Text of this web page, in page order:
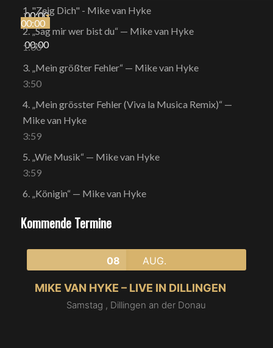
00:00
00:00
00:00
1."Zeig Dich" - Mike van Hyke
2.„Sag mir wer bist du“ — Mike van Hyke
1:00
3. „Mein größter Fehler“ — Mike van Hyke
3:50
4. „Mein grösster Fehler (Viva la Musica Remix)“ —
Mike van Hyke
3:59
5. „Wie Musik“ — Mike van Hyke
3:59
6. „Königin“ — Mike van Hyke
Kommende Termine
08 AUG.
MIKE VAN HYKE – LIVE IN DILLINGEN
Samstag , Dillingen an der Donau